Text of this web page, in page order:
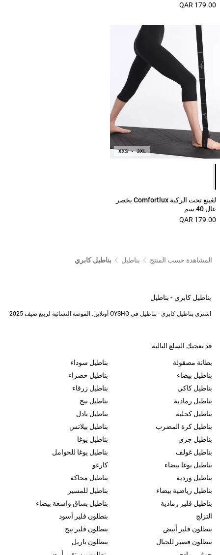
179.00 QAR
لغينغ تحت الركبة Comfortlux بخصر
عالٍ 40 سم
179.00 QAR
المشاهدة حسب المنتج بناطيل بناطيل كابري
بناطيل كابري - بناطيل
اشتري بناطيل كابري - بناطيل في OYSHO أونلاين. الموضة النسائية لربيع صيف 2025
قد تعجبك السلع التالية
بطانة مصقولة
بناطيل سوداء
بناطيل بيضاء
بناطيل خضراء
بناطيل كاكي
بناطيل زرقاء
بناطيل رمادية
بناطيل بيج
بناطيل كحلية
بناطيل بادل
بناطيل كرة المضرب
بناطيل بيلاتس
بناطيل جري
بناطيل يوغا
بناطيل غولف
بناطيل يوغا للحوامل
بناطيل يوغا بيضاء
كارغو
بناطيل وردية
بناطيل محاكة
بناطيل رياضية بيضاء
بناطيل للمسير
بناطيل فلير رمادية
بناطيل بساق واسعة بيضاء
التزلج
بنطلون فلير أسود
بنطلون فلير أبيض
بنطلون فلير بيج
بنطلون قصير للجبال
بنطلون باريل